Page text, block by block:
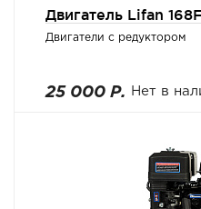
Двигатель Lifan
Двигатели с редуктором
25 000 Р. Нет в